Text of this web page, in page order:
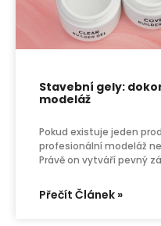
Stavební gely:
modeláž
Pokud existuje jeden
profesionální modeláž
Právě on vytváří pevný
Přečít Článek »